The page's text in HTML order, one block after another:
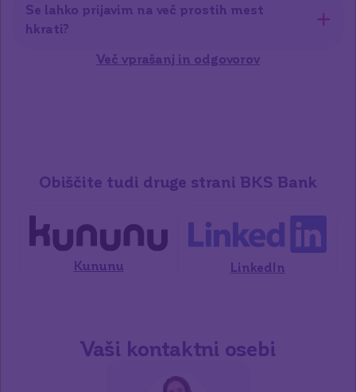
Se lahko prijavim na več prostih mest
hkrati?
Več vprašanj in odgovorov
Obiščite tudi druge strani BKS Bank
Kununu LinkedIn
Vaši kontaktni osebi